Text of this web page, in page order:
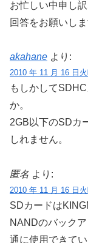
お忙しい中申し
回答をお願いしま
akahane より:
2010 年 11 月 16 日
もしかして
か。
2GB以下のSDカ
しれません。
匿名 より:
2010 年 11 月 16 日
SDカードは
NANDのバック
通に使用できて